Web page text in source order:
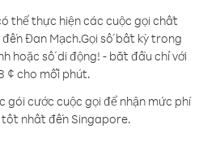
thể thực hiện các cuộc gọi chất
Đan Mạch.Gọi số bất kỳ trong
hoặc số di động! - bắt đầu chỉ với
¢ cho mỗi phút.
gói cước cuộc gọi để nhận mức phí
nhất đến Singapore.